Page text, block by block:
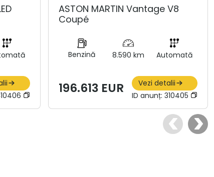
ASTON MARTIN Vantage V8
Coupé
Benzină 8.590 km Automată
196.613 EUR
Vezi detalii
ID anunț: 310405